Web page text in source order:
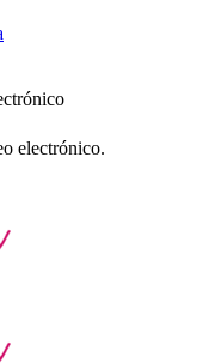
electrónico.